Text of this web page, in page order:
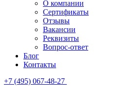
О компании
Сертификаты
Отзывы
Вакансии
Реквизиты
Вопрос-ответ
Блог
Контакты
+7 (495) 067-48-27